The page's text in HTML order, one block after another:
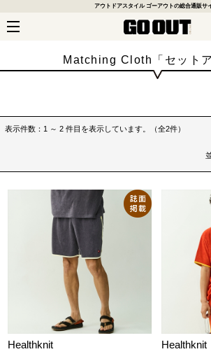
アウトドアスタイル ゴーアウトの総合通販サ
Matching Cloth「セットア
表示件数：1 ～ 2 件目を表示しています。（全2件）
Healthknit Healthknit